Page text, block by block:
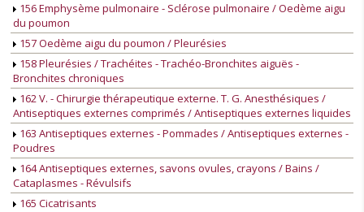
156 Emphysème pulmonaire - Sclérose pulmonaire / Oedème aigu
du poumon
157 Oedème aigu du poumon / Pleurésies
158 Pleurésies / Trachéites - Trachéo-Bronchites aiguës -
Bronchites chroniques
162 V. - Chirurgie thérapeutique externe. T. G. Anesthésiques /
Antiseptiques externes comprimés / Antiseptiques externes liquides
163 Antiseptiques externes - Pommades / Antiseptiques externes -
Poudres
164 Antiseptiques externes, savons ovules, crayons / Bains /
Cataplasmes - Révulsifs
165 Cicatrisants